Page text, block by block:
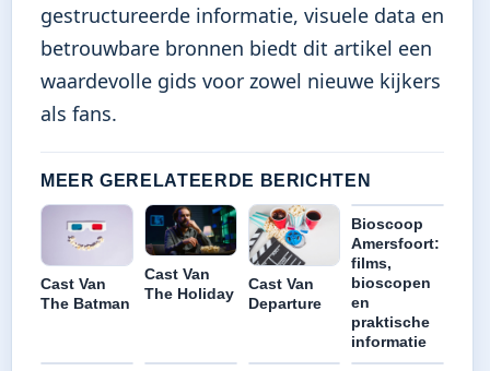
gestructureerde informatie, visuele data en
betrouwbare bronnen biedt dit artikel een
waardevolle gids voor zowel nieuwe kijkers
als fans.
MEER GERELATEERDE BERICHTEN
Cast Van
The Batman
Cast Van
The Holiday
Cast Van
Departure
Bioscoop
Amersfoort:
films,
bioscopen
en
praktische
informatie